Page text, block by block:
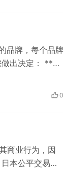
品牌，每个品牌
出决定： **罗
因为它们被认
0
商业行为，因
本公平交易委